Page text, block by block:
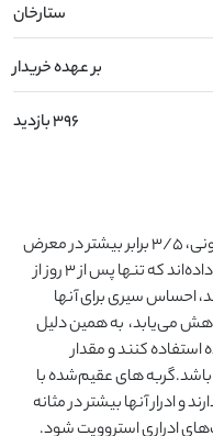
ستارخان
بر عهده خریدار
396 بازدید
خطر ابتلا به چاقی قرار دارند. تحقیقات نشان داده‌اند که تنها پس از ۳ روز از
باید از غذایی متفاوت از گربه های عقیم نشده استفاده کنند و مقدار